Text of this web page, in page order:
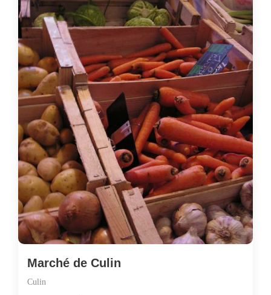
Marché de Culin
Culin